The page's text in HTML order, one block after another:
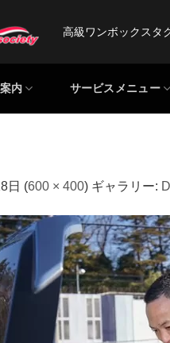
高級ワンボックスタ
内 サービスメニュー
日 (600 × 400) ギャラリー: